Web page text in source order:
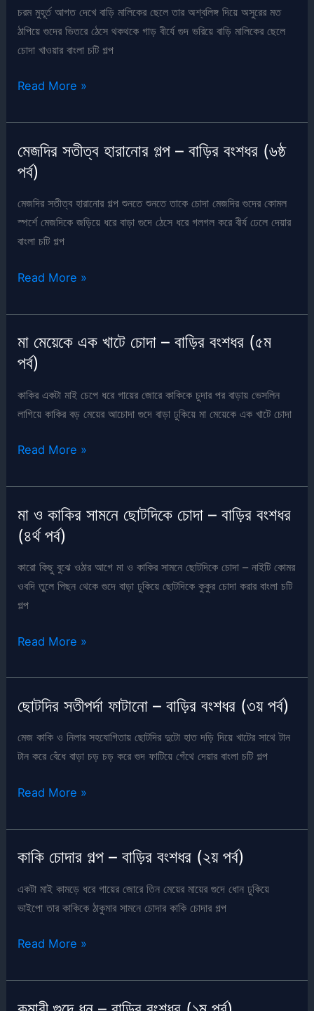
–
বাড়ির
বংশধর
পর্ব)
চরম মুহূর্ত আগত দেখে বাড়ি মালিকের ছেলে তার অশ্বলিঙ্গ দিয়ে অসুরের মত
ঠাপিয়ে গুদের ভিতরে ঠেসে থকথকে গাড় বীর্যে গুদ ভরিয়ে বাড়ি মালিকের ছেলে
চোদা খাওয়ার বাংলা চটি গল্প
চোদাচুদি
গিয়ে
নিজেই
চোদা
খাওয়া
–
বাড়ির
বংশধর
পর্ব)
Read More »
মেজদির সতীত্ব হারানোর গল্প – বাড়ির বংশধর (৬ষ্ঠ
পর্ব)
মেজদির সতীত্ব হারানোর গল্প শুনতে শুনতে তাকে চোদা মেজদির গুদের কোমল
স্পর্শে মেজদিকে জড়িয়ে ধরে বাড়া গুদে ঠেসে ধরে গলগল করে বীর্য ঢেলে দেয়ার
বাংলা চটি গল্প
মেজদির
হারানোর
গল্প
বাড়ির
বংশধর
(৬ষ্ঠ
Read More »
মা মেয়েকে এক খাটে চোদা – বাড়ির বংশধর (৫ম
পর্ব)
কাকির একটা মাই চেপে ধরে গায়ের জোরে কাকিকে চুদার পর বাড়ায় ভেসলিন
লাগিয়ে কাকির বড় মেয়ের আচোদা গুদে বাড়া ঢুকিয়ে মা মেয়েকে এক খাটে চোদা
মা
এক
খাটে
চোদা
–
বাড়ির
বংশধর
(৫ম
Read More »
মা ও কাকির সামনে ছোটদিকে চোদা – বাড়ির বংশধর
(৪র্থ পর্ব)
কারো কিছু বুঝে ওঠার আগে মা ও কাকির সামনে ছোটদিকে চোদা – নাইটি কোমর
ওবদি তুলে পিছন থেকে গুদে বাড়া ঢুকিয়ে ছোটদিকে কুকুর চোদা করার বাংলা চটি
গল্প
মা
কাকির
সামনে
ছোটদিকে
চোদা
–
বংশধর
পর্ব)
Read More »
ছোটদির সতীপর্দা ফাটানো – বাড়ির বংশধর (৩য় পর্ব)
মেজ কাকি ও নিলার সহযোগিতায় ছোটদির দুটো হাত দড়ি দিয়ে খাটের সাথে টান
টান করে বেঁধে বাড়া চড় চড় করে গুদ ফাটিয়ে গেঁথে দেয়ার বাংলা চটি গল্প
ছোটদির
ফাটানো
বাড়ির
বংশধর
(৩য়
Read More »
কাকি চোদার গল্প – বাড়ির বংশধর (২য় পর্ব)
একটা মাই কামড়ে ধরে গায়ের জোরে তিন মেয়ের মায়ের গুদে ধোন ঢুকিয়ে
ভাইপো তার কাকিকে ঠাকুমার সামনে চোদার কাকি চোদার গল্প
কাকি
গল্প
Read More »